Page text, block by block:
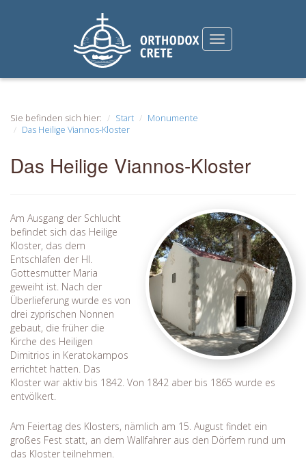
Sie befinden sich hier: Start
Monumente
Das Heilige Viannos-Kloster
Das Heilige Viannos-Kloster
Am Ausgang der Schlucht
befindet sich das Heilige
Kloster, das dem
Entschlafen der Hl.
Gottesmutter Maria
geweiht ist. Nach der
Überlieferung wurde es von
drei zyprischen Nonnen
gebaut, die früher die
Kirche des Heiligen
Dimitrios in Keratokampos
errichtet hatten. Das
Kloster war aktiv bis 1842. Von 1842 aber bis 1865 wurde es
entvölkert.
Am Feiertag des Klosters, nämlich am 15. August findet ein
großes Fest statt, an dem Wallfahrer aus den Dörfern rund um
das Kloster teilnehmen.